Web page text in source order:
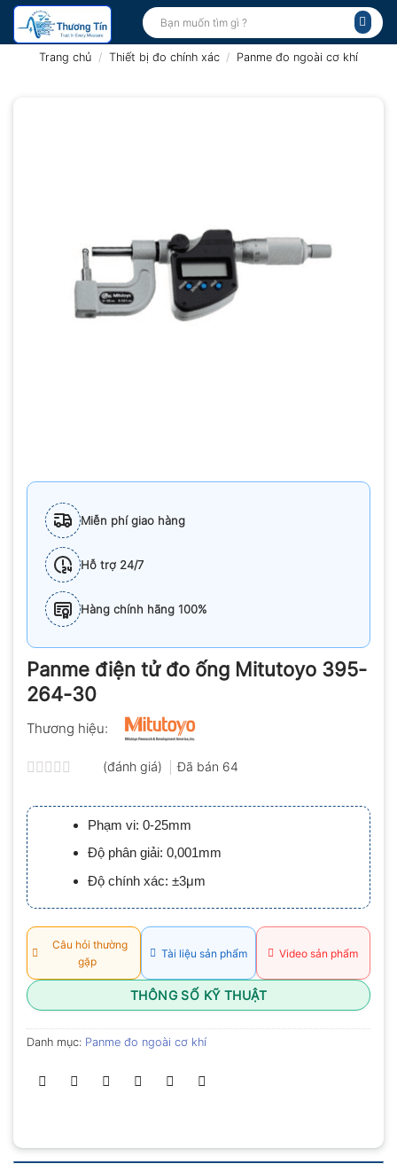
Bỏ
qua
Tìm
kiếm:
Trang chủ / Thiết bị đo chính xác / Panme đo ngoài cơ khí
Miễn phí giao hàng
Hỗ trợ 24/7
Hàng chính hãng 100%
Panme điện tử đo ống Mitutoyo 395-
264-30
Thương hiệu:
xếp
hạng
0.0
5
sao
(đánh giá) Đã bán 64
Phạm vi: 0-25mm
Độ phân giải: 0,001mm
Độ chính xác: ±3μm
Câu hỏi thường
gặp
Tài liệu sản phẩm Video sản phẩm
THÔNG SỐ KỸ THUẬT
Danh mục: Panme đo ngoài cơ khí